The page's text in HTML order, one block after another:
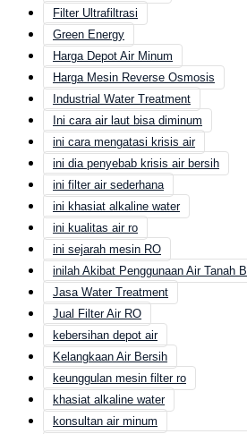
Filter Ultrafiltrasi
Green Energy
Harga Depot Air Minum
Harga Mesin Reverse Osmosis
Industrial Water Treatment
Ini cara air laut bisa diminum
ini cara mengatasi krisis air
ini dia penyebab krisis air bersih
ini filter air sederhana
ini khasiat alkaline water
ini kualitas air ro
ini sejarah mesin RO
inilah Akibat Penggunaan Air Tanah
Jasa Water Treatment
Jual Filter Air RO
kebersihan depot air
Kelangkaan Air Bersih
keunggulan mesin filter ro
khasiat alkaline water
konsultan air minum